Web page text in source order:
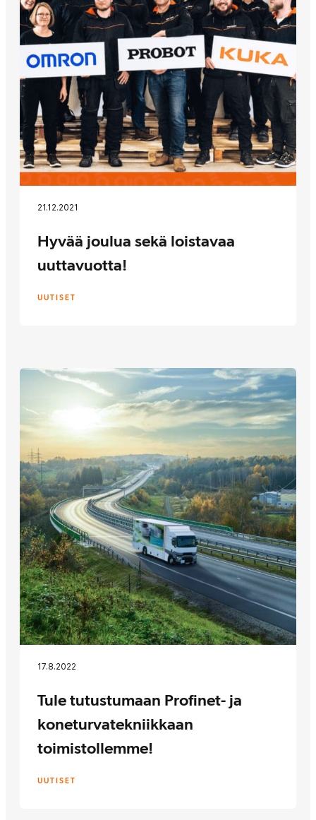
21.12.2021
UUTISET
Hyvää joulua sekä loistavaa
uuttavuotta!
17.8.2022
UUTISET
Tule tutustumaan Profinet- ja
koneturvatekniikkaan
toimistollemme!